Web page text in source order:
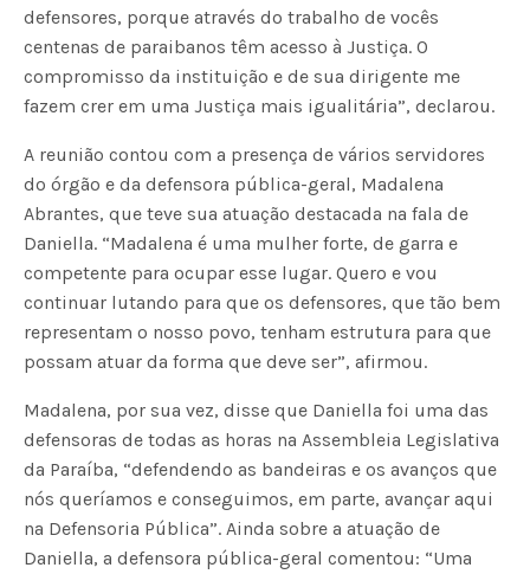
defensores, porque através do trabalho de vocês
centenas de paraibanos têm acesso à Justiça. O
compromisso da instituição e de sua dirigente me
fazem crer em uma Justiça mais igualitária”, declarou.
A reunião contou com a presença de vários servidores
do órgão e da defensora pública-geral, Madalena
Abrantes, que teve sua atuação destacada na fala de
Daniella. “Madalena é uma mulher forte, de garra e
competente para ocupar esse lugar. Quero e vou
continuar lutando para que os defensores, que tão bem
representam o nosso povo, tenham estrutura para que
possam atuar da forma que deve ser”, afirmou.
Madalena, por sua vez, disse que Daniella foi uma das
defensoras de todas as horas na Assembleia Legislativa
da Paraíba, “defendendo as bandeiras e os avanços que
nós queríamos e conseguimos, em parte, avançar aqui
na Defensoria Pública”. Ainda sobre a atuação de
Daniella, a defensora pública-geral comentou: “Uma